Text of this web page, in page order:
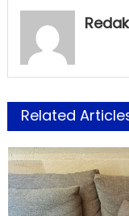
Related